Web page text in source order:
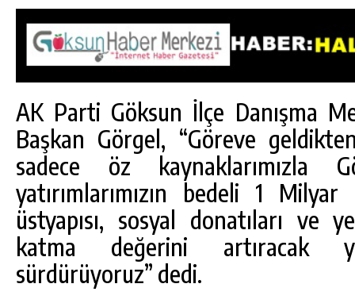
AK Parti Göksun İlçe Danışma
Başkan Görgel, “Göreve
sadece öz kaynaklarımızla
yatırımlarımızın bedeli 1
üstyapısı, sosyal donatıları ve
katma değerini artıracak
sürdürüyoruz” dedi.